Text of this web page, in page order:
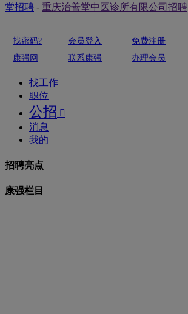
堂招聘 - 重庆治善堂中医诊所有限公司招聘
找密码? 会员登入 免费注册
康强网
联系康强 办理会员
找工作
职位
公招 
消息
我的
招聘亮点
康强栏目